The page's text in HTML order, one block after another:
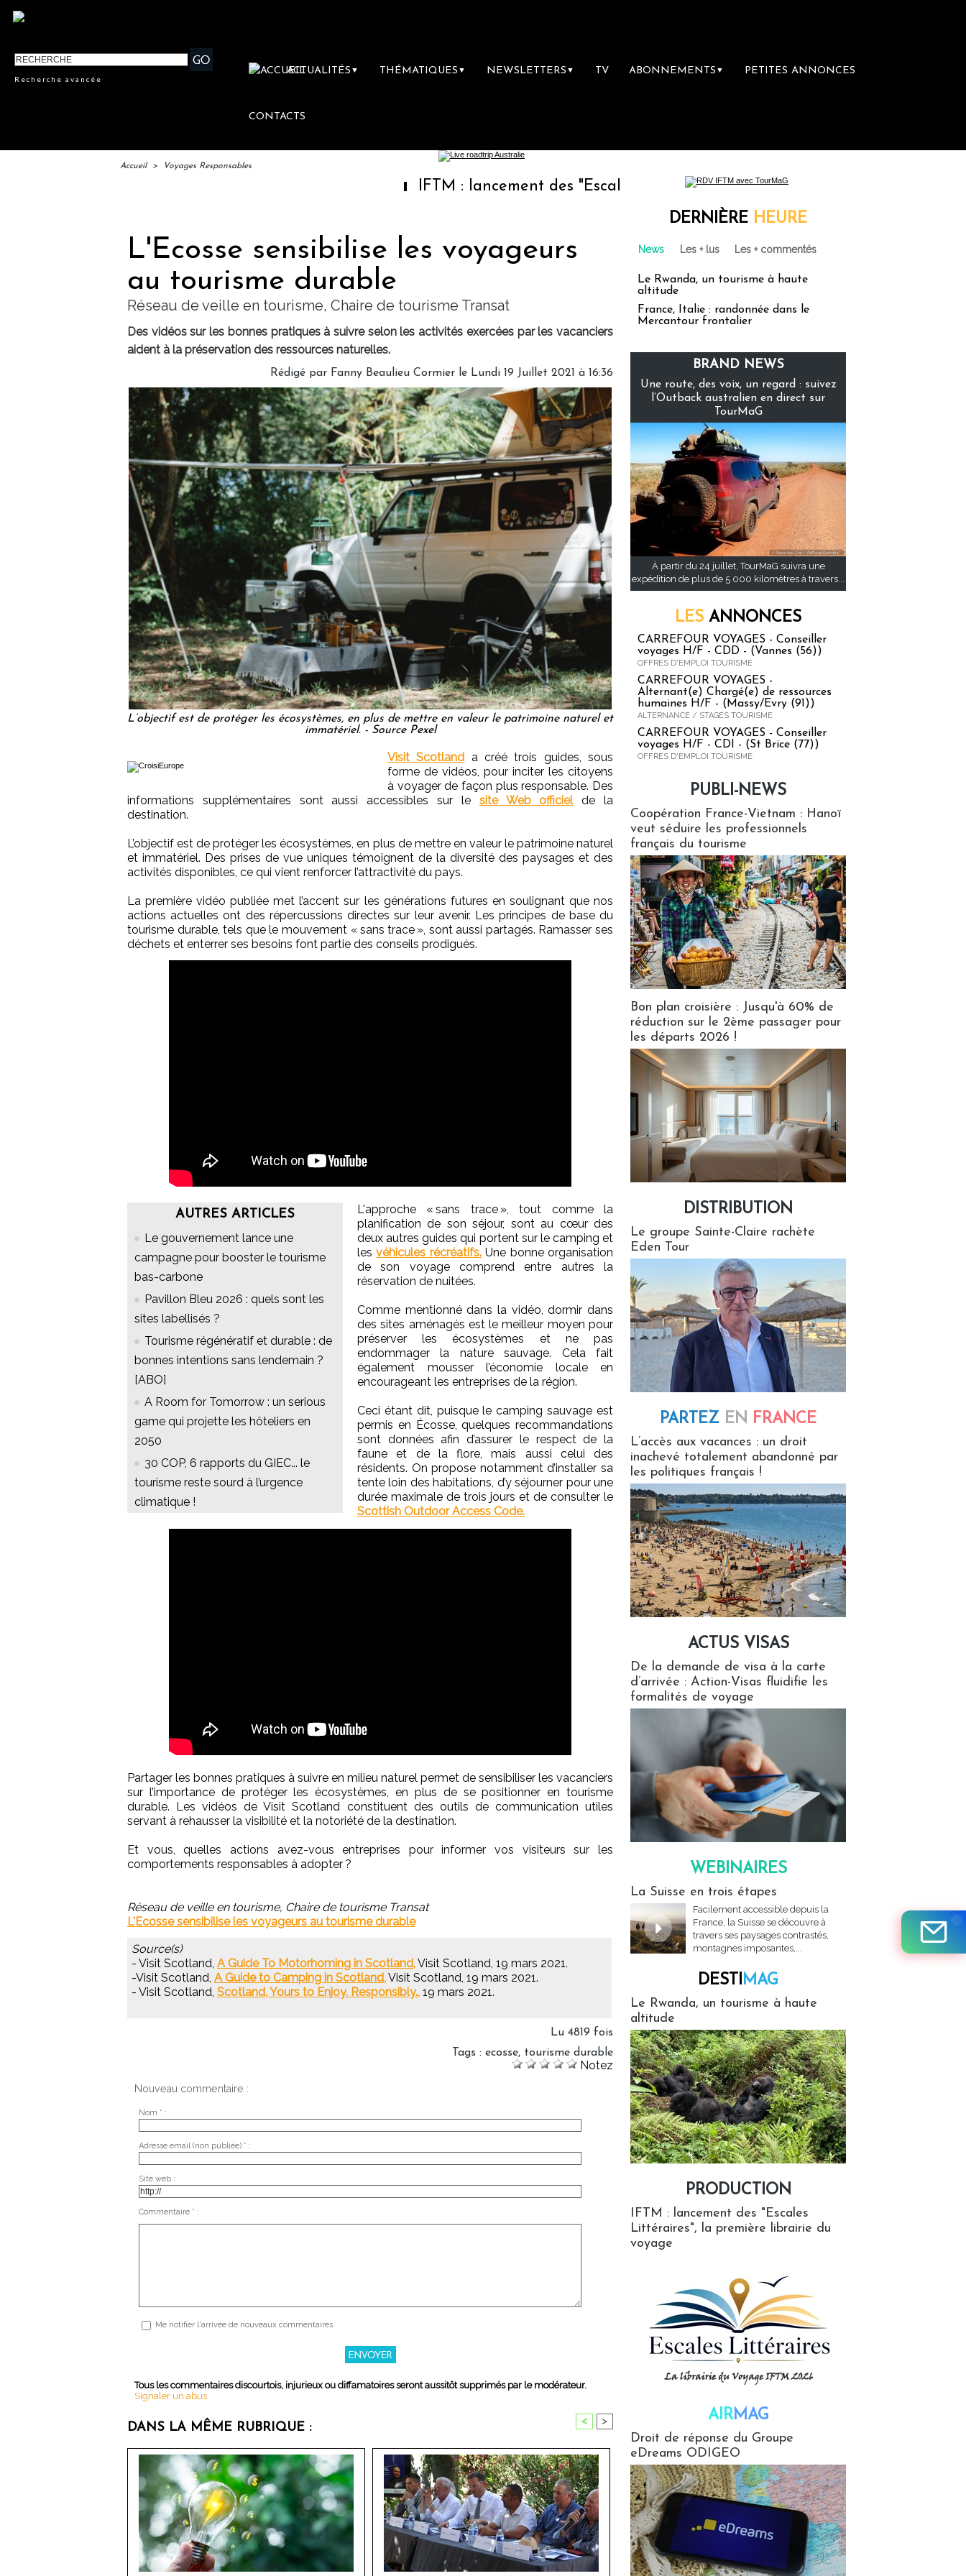
Recherche avancée
ACTUALITÉS ▼ THÉMATIQUES ▼ NEWSLETTERS ▼ TV ABONNEMENTS ▼ PETITES ANNONCES
CONTACTS
Accueil > Voyages Responsables
IFTM : lancement des "Escales Littéraires", la première librairie du voyage
L'Ecosse sensibilise les voyageurs
au tourisme durable
Réseau de veille en tourisme, Chaire de tourisme Transat
Des vidéos sur les bonnes pratiques à suivre selon les activités exercées par les vacanciers
aident à la préservation des ressources naturelles.
Rédigé par Fanny Beaulieu Cormier le Lundi 19 Juillet 2021 à 16:36
L’objectif est de protéger les écosystèmes, en plus de mettre en valeur le patrimoine naturel et
immatériel. - Source Pexel
Visit Scotland a créé trois guides, sous
forme de vidéos, pour inciter les citoyens
à voyager de façon plus responsable. Des
informations supplémentaires sont aussi accessibles sur le site Web officielde la
destination.
L’objectif est de protéger les écosystèmes, en plus de mettre en valeur le patrimoine naturel
et immatériel. Des prises de vue uniques témoignent de la diversité des paysages et des
activités disponibles, ce qui vient renforcer l’attractivité du pays.
La première vidéo publiée met l’accent sur les générations futures en soulignant que nos
actions actuelles ont des répercussions directes sur leur avenir. Les principes de base du
tourisme durable, tels que le mouvement « sans trace », sont aussi partagés. Ramasser ses
déchets et enterrer ses besoins font partie des conseils prodigués.
AUTRES ARTICLES
Le gouvernement lance une
campagne pour booster le tourisme
bas-carbone
Pavillon Bleu 2026 : quels sont les
sites labellisés ?
Tourisme régénératif et durable : de
bonnes intentions sans lendemain ?
[ABO]
A Room for Tomorrow : un serious
game qui projette les hôteliers en
2050
30 COP, 6 rapports du GIEC... le
tourisme reste sourd à l’urgence
climatique !
L'approche « sans trace », tout comme la
planification de son séjour, sont au cœur des
deux autres guides qui portent sur le camping et
lesvéhicules récréatifs.Une bonne organisation
de son voyage comprend entre autres la
réservation de nuitées.
Comme mentionné dans la vidéo, dormir dans
des sites aménagés est le meilleur moyen pour
préserver les écosystèmes et ne pas
endommager la nature sauvage. Cela fait
également mousser l’économie locale en
encourageant les entreprises de la région.
Ceci étant dit, puisque le camping sauvage est
permis en Écosse, quelques recommandations
sont données afin d’assurer le respect de la
faune et de la flore, mais aussi celui des
résidents. On propose notamment d’installer sa
tente loin des habitations, d’y séjourner pour une
durée maximale de trois jours et de consulter le
Scottish Outdoor Access Code.
Partager les bonnes pratiques à suivre en milieu naturel permet de sensibiliser les vacanciers
sur l’importance de protéger les écosystèmes, en plus de se positionner en tourisme
durable. Les vidéos de Visit Scotland constituent des outils de communication utiles
servant à rehausser la visibilité et la notoriété de la destination.
Et vous, quelles actions avez-vous entreprises pour informer vos visiteurs sur les
comportements responsables à adopter ?
Réseau de veille en tourisme, Chaire de tourisme Transat
L'Ecosse sensibilise les voyageurs au tourisme durable
Source(s)
- Visit Scotland, A Guide To Motorhoming in Scotland,Visit Scotland, 19 mars 2021.
-Visit Scotland, A Guide to Camping in Scotland,Visit Scotland, 19 mars 2021.
- Visit Scotland, Scotland, Yours to Enjoy. Responsibly., 19 mars 2021.
Lu 4819 fois
Tags : ecosse, tourisme durable
Notez
Nouveau commentaire :
Nom * :
Adresse email (non publiée) * :
Site web :
Commentaire * :
Me notifier l'arrivée de nouveaux commentaires
Tous les commentaires discourtois, injurieux ou diffamatoires seront aussitôt supprimés par le modérateur.
Signaler un abus
DANS LA MÊME RUBRIQUE : < >
DERNIÈRE HEURE
News Les + lus Les + commentés
Le Rwanda, un tourisme à haute
altitude
France, Italie : randonnée dans le
Mercantour frontalier
BRAND NEWS
Une route, des voix, un regard : suivez
l’Outback australien en direct sur
TourMaG
À partir du 24 juillet, TourMaG suivra une
expédition de plus de 5 000 kilomètres à travers...
LES ANNONCES
CARREFOUR VOYAGES - Conseiller
voyages H/F - CDD - (Vannes (56))
OFFRES D'EMPLOI TOURISME
CARREFOUR VOYAGES -
Alternant(e) Chargé(e) de ressources
humaines H/F - (Massy/Evry (91))
ALTERNANCE / STAGES TOURISME
CARREFOUR VOYAGES - Conseiller
voyages H/F - CDI - (St Brice (77))
OFFRES D'EMPLOI TOURISME
PUBLI-NEWS
Coopération France-Vietnam : Hanoï
veut séduire les professionnels
français du tourisme
Bon plan croisière : Jusqu'à 60% de
réduction sur le 2ème passager pour
les départs 2026 !
DISTRIBUTION
Le groupe Sainte-Claire rachète
Eden Tour
PARTEZ EN FRANCE
L’accès aux vacances : un droit
inachevé totalement abandonné par
les politiques français !
ACTUS VISAS
De la demande de visa à la carte
d’arrivée : Action-Visas fluidifie les
formalités de voyage
WEBINAIRES
La Suisse en trois étapes
Facilement accessible depuis la
France, la Suisse se découvre à
travers ses paysages contrastés,
montagnes imposantes,...
DESTIMAG
Le Rwanda, un tourisme à haute
altitude
PRODUCTION
IFTM : lancement des "Escales
Littéraires", la première librairie du
voyage
AIRMAG
Droit de réponse du Groupe
eDreams ODIGEO